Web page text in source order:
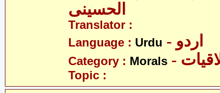
الحسینی
Translator :
Language : Urdu - اردو
Category : Morals
Topic :